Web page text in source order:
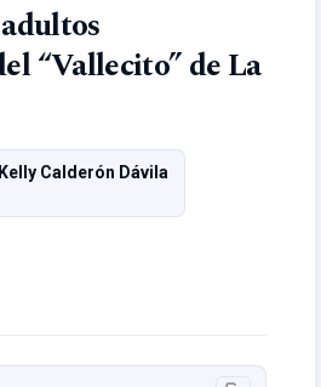
“Vallecito” de La
Kelly Calderón Dávila